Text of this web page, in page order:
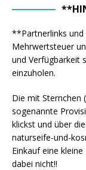
**Partnerlinks und
Mehrwertsteuer
und Verfügbarkeit
einzuholen.
Die mit Sternchen
sogenannte
klickst und über
naturseife-und-
Einkauf eine
dabei nicht!!